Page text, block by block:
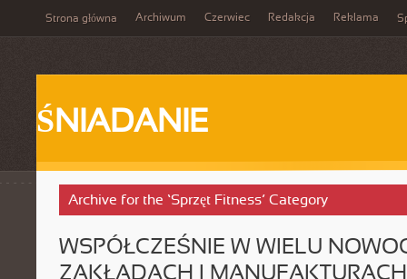
Strona główna Archiwum Czerwiec Redakcja Reklama
ŚNIADANIE
Archive for the ‘Sprzęt Fitness’ Category
WSPÓŁCZEŚNIE W WIELU
ZAKŁADACH I MANUFAKTURACH